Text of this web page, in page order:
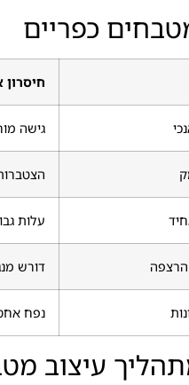
כפריים
חיסרון
גישה
עלות
דורש
נפח
עיצוב